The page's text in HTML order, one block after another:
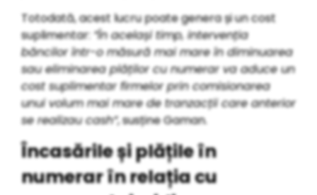
Totodată, acest lucru poate genera și un cost
suplimentar: ”În același timp, intervenția
băncilor într-o măsură mai mare în diminuarea
sau eliminarea plăților cu numerar va aduce un
cost suplimentar firmelor prin comisionarea
unui volum mai mare de tranzacții care anterior
se realizau cash”, susține Gaman.
Încasările și plățile în
numerar în relația cu